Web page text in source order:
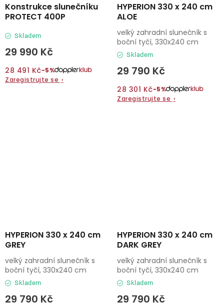
Konstrukce slunečníku
PROTECT 400P
Skladem
29 990 Kč
28 491 Kč−5%
Zaregistrujte se ›
HYPERION 330 x 240 cm
ALOE
Skladem
29 790 Kč
28 301 Kč−5%
Zaregistrujte se ›
velký zahradní slunečník s
boční tyčí, 330x240 cm
HYPERION 330 x 240 cm
GREY
Skladem
29 790 Kč
velký zahradní slunečník s
boční tyčí, 330x240 cm
HYPERION 330 x 240 cm
DARK GREY
Skladem
29 790 Kč
velký zahradní slunečník s
boční tyčí, 330x240 cm